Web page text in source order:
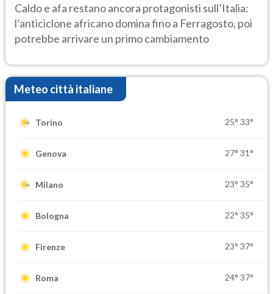
Caldo e afa restano ancora protagonisti sull’Italia:
l’anticiclone africano domina fino a Ferragosto, poi
potrebbe arrivare un primo cambiamento
Meteo città italiane
Torino 25° 33°
Genova 27° 31°
Milano 23° 35°
Bologna 22° 35°
Firenze 23° 37°
Roma 24° 37°